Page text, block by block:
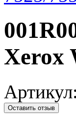
Xerox
Артикул:
Оставить отзыв